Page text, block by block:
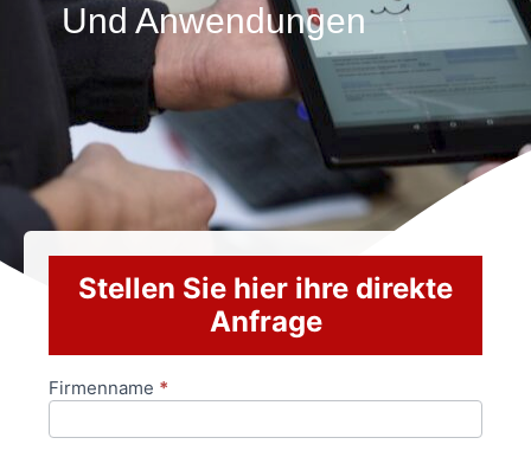
Und Anwendungen
Stellen Sie hier ihre direkte
Anfrage
Anfrageformular
Firmenname *